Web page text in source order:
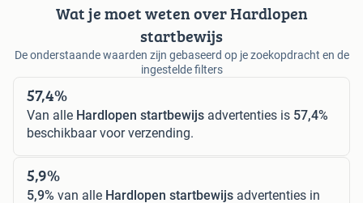
Wat je moet weten over Hardlopen
startbewijs
De onderstaande waarden zijn gebaseerd op je zoekopdracht en de
ingestelde filters
57,4%
Van alle Hardlopen startbewijs advertenties is 57,4%
beschikbaar voor verzending.
5,9%
5,9% van alle Hardlopen startbewijs advertenties in